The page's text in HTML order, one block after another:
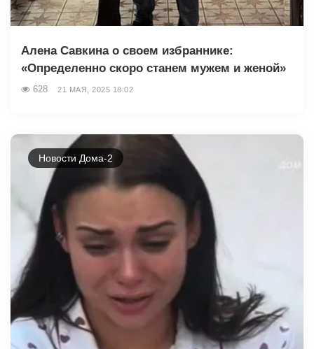
Алена Савкина о своем избраннике:
«Определенно скоро станем мужем и женой»
628 21 МАЯ, 2025 18:02
Новости Дома-2